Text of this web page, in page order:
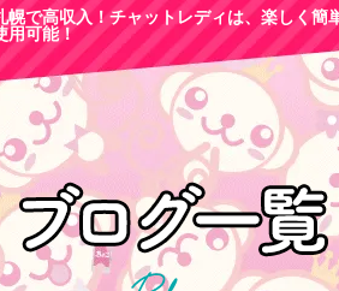
幌で高収入！チャットレディは、楽しく簡
用可能！